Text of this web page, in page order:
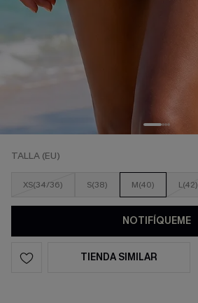
TALLA (EU)
XS(34/36) S(38) M(40) L(42)
NOTIFÍQUEME
TIENDA SIMILAR